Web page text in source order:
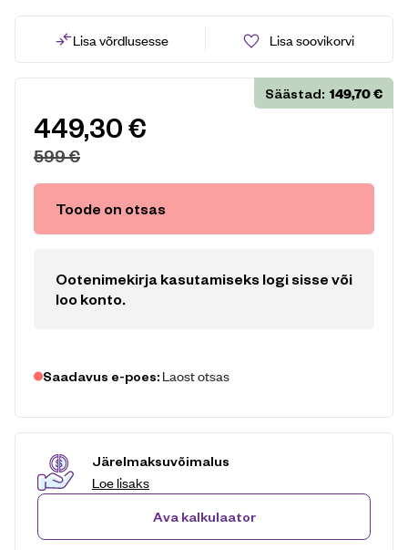
Lisa võrdlusesse Lisa soovikorvi
449,30€
599€
Säästad: 149,70€
Toode on otsas
Ootenimekirja kasutamiseks logi sisse või
loo konto.
Saadavus e-poes: Laost otsas
Järelmaksuvõimalus
Loe lisaks
Ava kalkulaator